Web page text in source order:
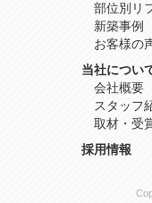
部位別リ
新築事例
お客様の
当社につい
会社概要
スタッフ
取材・受
採用情報